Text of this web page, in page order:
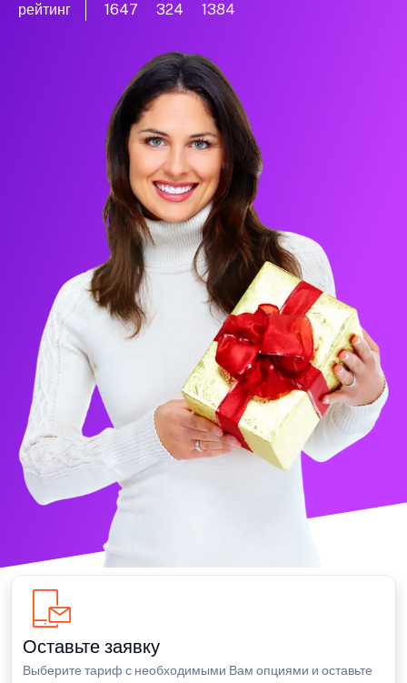
рейтинг 1647 324 1384
Оставьте заявку
Выберите тариф с необходимыми Вам опциями и оставьте